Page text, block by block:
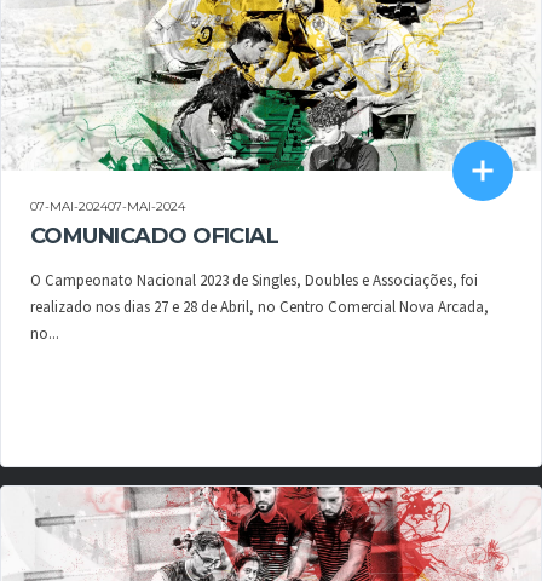
07-MAI-202407-MAI-2024
COMUNICADO OFICIAL
O Campeonato Nacional 2023 de Singles, Doubles e Associações, foi
realizado nos dias 27 e 28 de Abril, no Centro Comercial Nova Arcada,
no...